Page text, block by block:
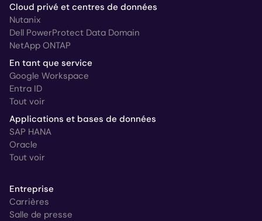
Cloud privé et centres de données
Nutanix
Dell PowerProtect Data Domain
NetApp ONTAP
En tant que service
Google Workspace
Entra ID
Tout voir
Applications et bases de données
SAP HANA
Oracle
Tout voir
Entreprise
Carrières
Salle de presse